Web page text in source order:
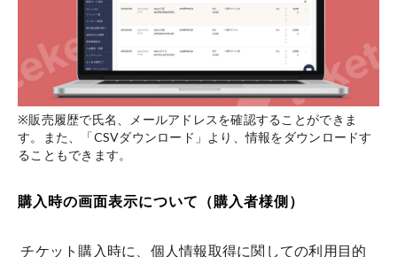
※販売履歴で氏名、メールアドレスを確認することができま
す。また、「CSVダウンロード」より、情報をダウンロードす
ることもできます。
購入時の画面表示について（購入者様側）
チケット購入時に、個人情報取得に関しての利用目的